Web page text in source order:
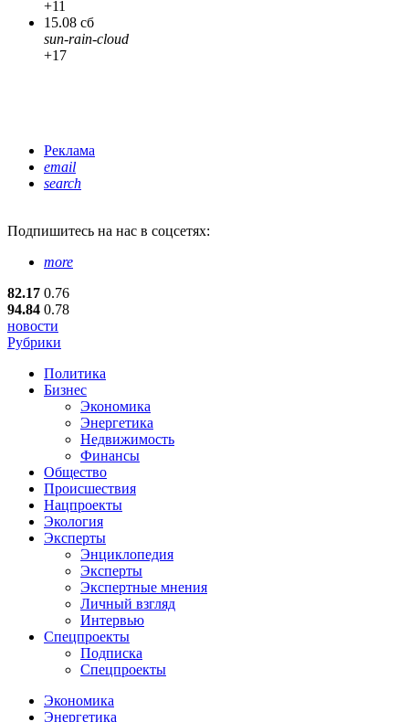
+11
15.08 сб
sun-rain-cloud
+17
Реклама
email
search
Подпишитесь на нас в соцсетях:
more
82.17 0.76
94.84 0.78
новости
Рубрики
Политика
Бизнес
Экономика
Энергетика
Недвижимость
Финансы
Общество
Происшествия
Нацпроекты
Экология
Эксперты
Энциклопедия
Эксперты
Экспертные мнения
Личный взгляд
Интервью
Спецпроекты
Подписка
Спецпроекты
Экономика
Энергетика